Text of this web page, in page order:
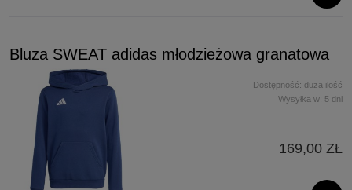
Bluza SWEAT adidas młodzieżowa granatowa
Dostępność: duża ilość
Wysyłka w: 5 dni
169,00 ZŁ